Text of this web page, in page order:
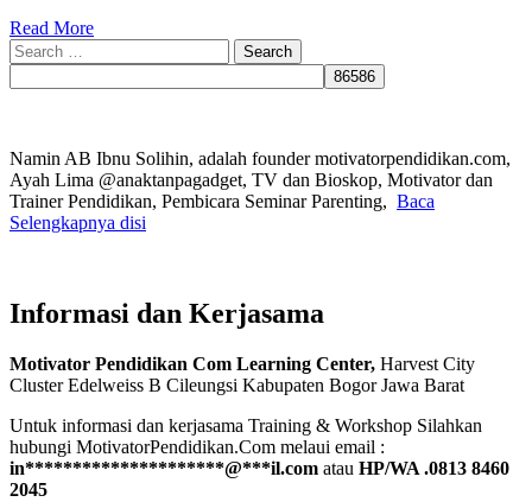
Read More
Search
for:
Namin AB Ibnu Solihin, adalah founder motivatorpendidikan.com,
Ayah Lima @anaktanpagadget, TV dan Bioskop, Motivator dan
Trainer Pendidikan, Pembicara Seminar Parenting, Baca
Selengkapnya disi
Informasi dan Kerjasama
Motivator Pendidikan Com Learning Center, Harvest City
Cluster Edelweiss B Cileungsi Kabupaten Bogor Jawa Barat
Untuk informasi dan kerjasama Training & Workshop Silahkan
hubungi MotivatorPendidikan.Com melaui email :
in*********************@***il.com atau HP/WA .0813 8460
2045